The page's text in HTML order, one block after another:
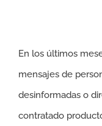
En los últimos
mensajes de
desinformadas o
contratado